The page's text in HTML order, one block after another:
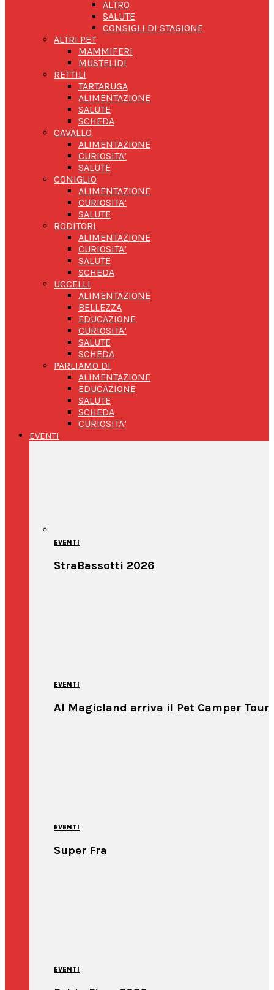
ALTRO
SALUTE
CONSIGLI DI STAGIONE
ALTRI PET
MAMMIFERI
MUSTELIDI
RETTILI
TARTARUGA
ALIMENTAZIONE
SALUTE
SCHEDA
CAVALLO
ALIMENTAZIONE
CURIOSITA’
SALUTE
CONIGLIO
ALIMENTAZIONE
CURIOSITA’
SALUTE
RODITORI
ALIMENTAZIONE
CURIOSITA’
SALUTE
SCHEDA
UCCELLI
ALIMENTAZIONE
BELLEZZA
EDUCAZIONE
CURIOSITA’
SALUTE
SCHEDA
PARLIAMO DI
ALIMENTAZIONE
EDUCAZIONE
SALUTE
SCHEDA
CURIOSITA’
EVENTI
EVENTI
StraBassotti 2026
EVENTI
Al Magicland arriva il Pet Camper Tour
EVENTI
Super Fra
EVENTI